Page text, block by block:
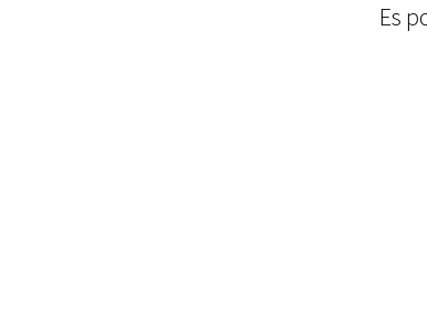
Es